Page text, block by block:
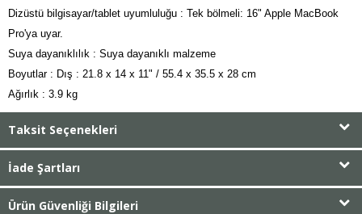
Dizüstü bilgisayar/tablet uyumluluğu : Tek bölmeli: 16" Apple MacBook
Pro'ya uyar.
Suya dayanıklılık : Suya dayanıklı malzeme
Boyutlar : Dış : 21.8 x 14 x 11" / 55.4 x 35.5 x 28 cm
Ağırlık : 3.9 kg
Taksit Seçenekleri
İade Şartları
Ürün Güvenliği Bilgileri